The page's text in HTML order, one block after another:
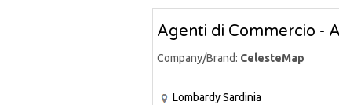
Agenti di Commercio -
Company/Brand: CelesteMap
LombardySardinia